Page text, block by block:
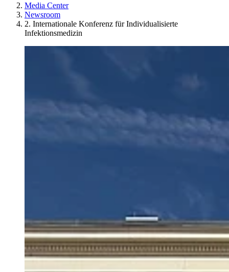
Media Center
Newsroom
2. Internationale Konferenz für Individualisierte
Infektionsmedizin